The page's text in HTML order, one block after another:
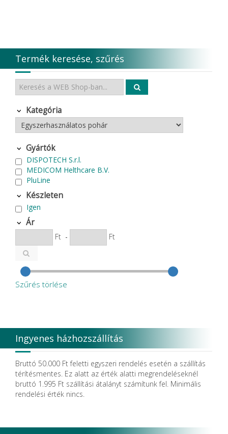
Termék keresése, szűrés
Kategória
Gyártók
DISPOTECH S.r.l.
MEDICOM Helthcare B.V.
PluLine
Készleten
Igen
Ár
Ft - Ft
Szűrés törlése
Ingyenes házhozszállítás
Bruttó 50.000 Ft feletti egyszeri rendelés esetén a szállítás
térítésmentes. Ez alatt az érték alatti megrendeléseknél
bruttó 1.995 Ft szállítási átalányt számítunk fel. Minimális
rendelési érték nincs.